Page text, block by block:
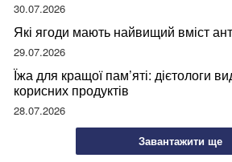
30.07.2026
Які ягоди мають найвищий вміст
29.07.2026
Їжа для кращої пам’яті: дієтологи
корисних продуктів
28.07.2026
Завантажити ще